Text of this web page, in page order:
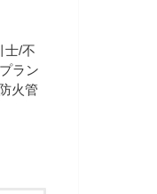
士/不
ラン
火管